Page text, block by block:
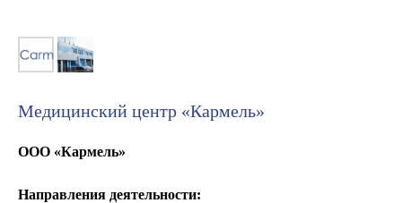
Медицинский центр «Кармель»
ООО «Кармель»
Направления деятельности: